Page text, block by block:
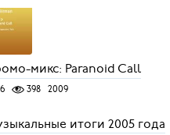
микс: Paranoid Call
6 398 2009
итоги 2005 года